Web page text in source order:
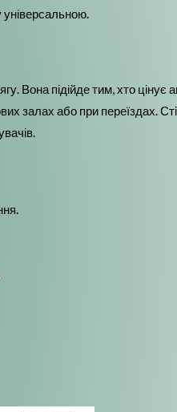
універсальною.
Вона підійде тим, хто цінує
залах або при переїздах.